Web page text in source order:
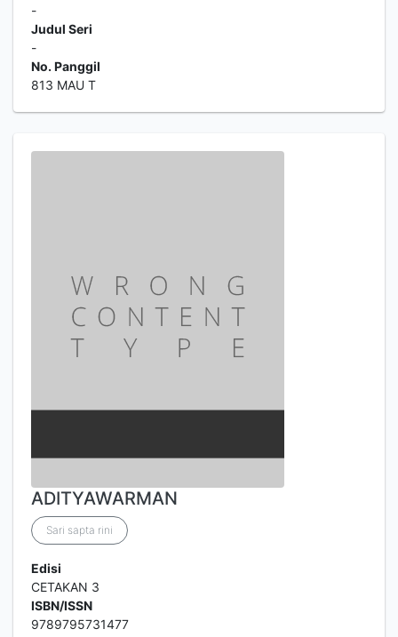
-
Judul Seri
-
No. Panggil
813 MAU T
ADITYAWARMAN
Sari sapta rini
Edisi
CETAKAN 3
ISBN/ISSN
9789795731477